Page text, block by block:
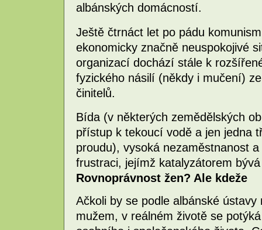
albánských domácností.
Ještě čtrnáct let po pádu
ekonomicky značně neuspokojivé
organizací dochází stále k
fyzického násilí (někdy i mučení)
činitelů.
Bída (v některých zemědělských
přístup k tekoucí vodě a jen jedna
proudu), vysoká nezaměstnanost
frustraci, jejímž katalyzátorem
Rovnoprávnost žen? Ale kdeže
Ačkoli by se podle albánské
mužem, v reálném životě se